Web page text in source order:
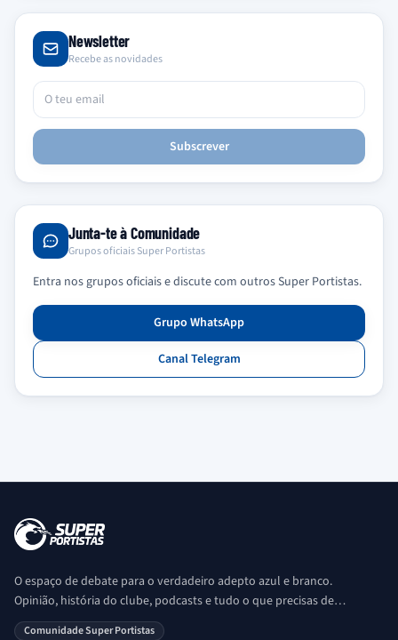
Newsletter
Recebe as novidades
Subscrever
Junta-te à Comunidade
Grupos oficiais Super Portistas
Entra nos grupos oficiais e discute com outros Super Portistas.
Grupo WhatsApp
Canal Telegram
O espaço de debate para o verdadeiro adepto azul e branco.
Opinião, história do clube, podcasts e tudo o que precisas de
saber sobre o universo Porto. Ser Porto é aqui!
Comunidade Super Portistas